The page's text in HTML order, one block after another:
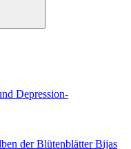
Depression-
der Blütenblätter Bijas